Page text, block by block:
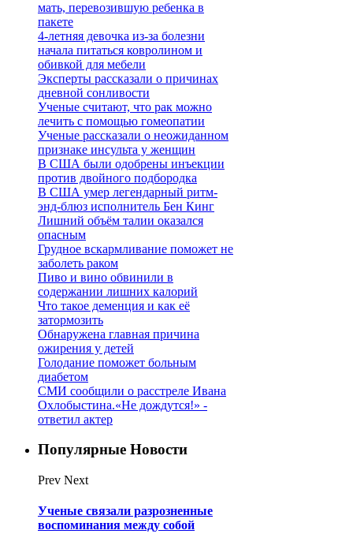
мать, перевозившую ребенка в
пакете
4-летняя девочка из-за болезни
начала питаться ковролином и
обивкой для мебели
Эксперты рассказали о причинах
дневной сонливости
Ученые считают, что рак можно
лечить с помощью гомеопатии
Ученые рассказали о неожиданном
признаке инсульта у женщин
В США были одобрены инъекции
против двойного подбородка
В США умер легендарный ритм-
энд-блюз исполнитель Бен Кинг
Лишний объём талии оказался
опасным
Грудное вскармливание поможет не
заболеть раком
Пиво и вино обвинили в
содержании лишних калорий
Что такое деменция и как её
затормозить
Обнаружена главная причина
ожирения у детей
Голодание поможет больным
диабетом
СМИ сообщили о расстреле Ивана
Охлобыстина.«Не дождутся!» -
ответил актер
Популярные Новости
Prev Next
Ученые связали разрозненные
воспоминания между собой